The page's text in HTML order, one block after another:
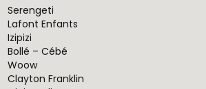
Serengeti
Lafont Enfants
Izipizi
Bollé – Cébé
Woow
Clayton Franklin